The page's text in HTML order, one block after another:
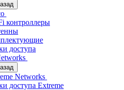
контроллеры
доступа
Networks
доступа Extreme